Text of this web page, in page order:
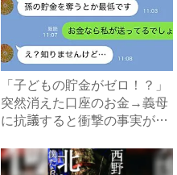
「子どもの貯金がゼロ！？」
突然消えた口座のお金→義母
に抗議すると衝撃の事実が判